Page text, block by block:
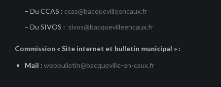
– Du CCAS : ccas@bacquevilleencaux.fr
– Du SIVOS : sivos@bacquevilleencaux.fr
Commission « Site internet et bulletin municipal » :
Mail : webbulletin@bacqueville-en-caux.fr